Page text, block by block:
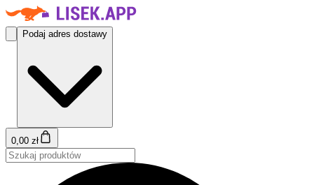
Podaj adres dostawy
0,00 zł